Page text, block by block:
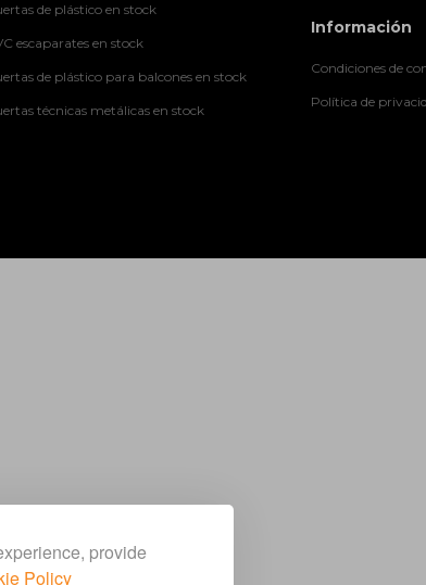
provide
Policy
de plástico en stock
escaparates en stock
de plástico para balcones en stock
técnicas metálicas en stock
Información
Condiciones de
Política de